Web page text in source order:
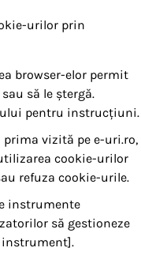
urilor prin
browser-elor permit
să le ștergă.
pentru instrucțiuni.
vizită pe e-uri.ro,
cookie-urilor
refuza cookie-urile.
instrumente
să gestioneze
instrument].